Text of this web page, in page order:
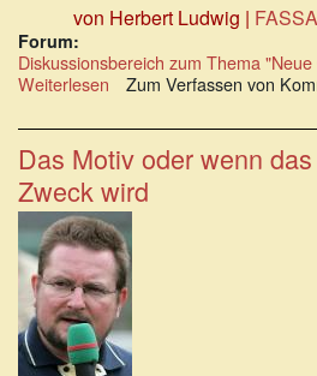
von Herbert Ludwig |
Forum:
Diskussionsbereich zum Thema
Weiterlesen über
Öffentliche
Meinung
als
objektive
Macht
Zum Verfassen von
Das Motiv oder wenn
Zweck wird